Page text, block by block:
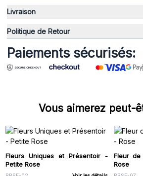
Livraison
Politique de Retour
Paiements sécurisés:
Vous aimerez peut-
Fleurs Uniques et Présentoir -
Petite Rose
Fleur
Rose